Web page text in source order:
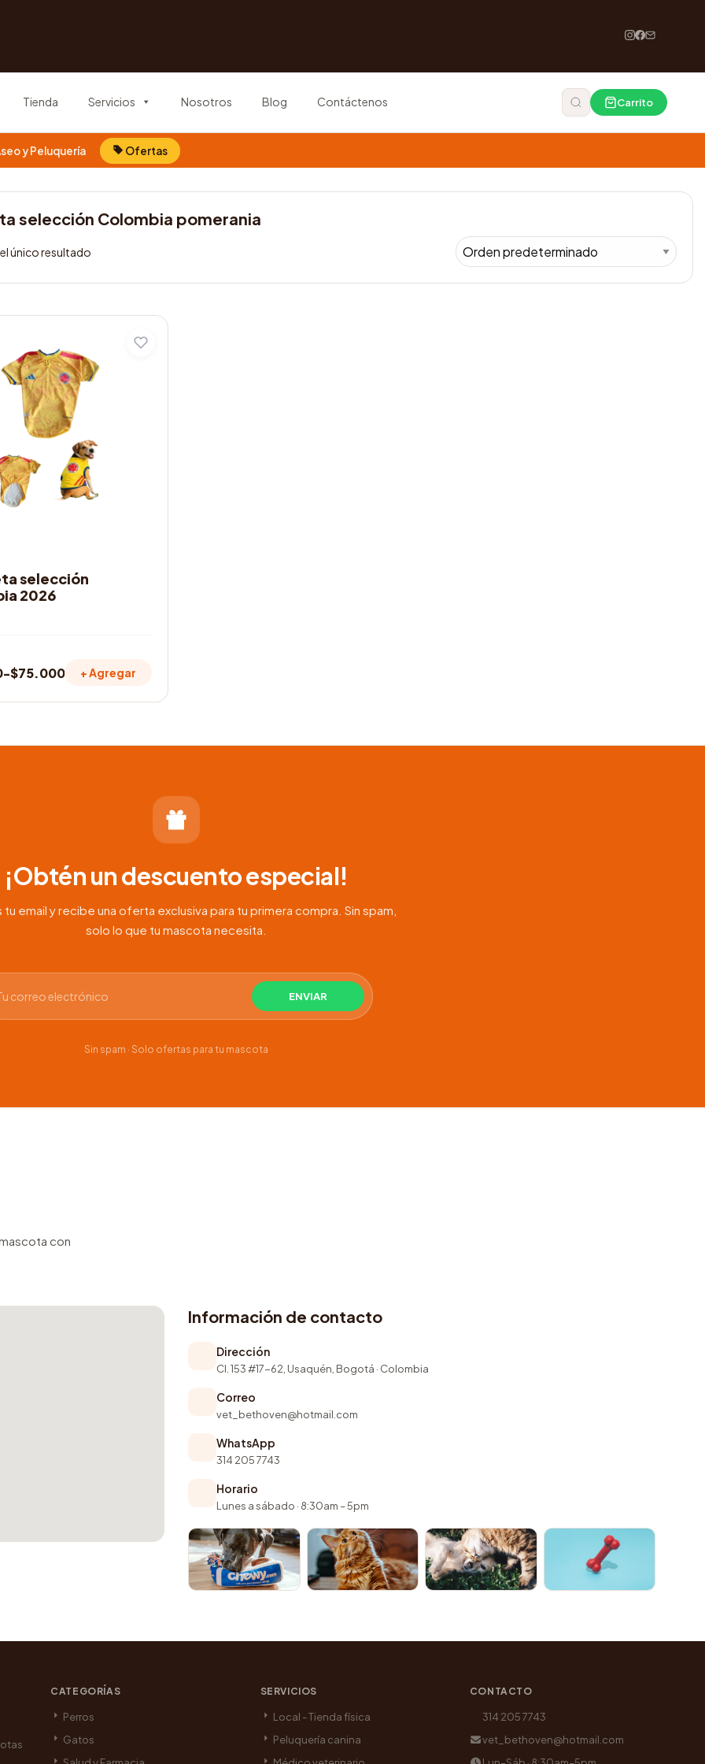
Tienda Servicios Nosotros Blog Contáctenos Carrito
y Peluquería Ofertas
selección Colombia pomerania
único resultado
selección
2026
-$75.000 + Agregar
¡Obtén un descuento especial!
tu email y recibe una oferta exclusiva para tu primera compra. Sin spam,
solo lo que tu mascota necesita.
Sin spam · Solo ofertas para tu mascota
con
Información de contacto
Dirección
Cl. 153 #17-62, Usaquén, Bogotá · Colombia
Correo
vet_bethoven@hotmail.com
WhatsApp
314 205 7743
Horario
Lunes a sábado · 8:30am – 5pm
CATEGORÍAS
Perros
Gatos
SERVICIOS
Local - Tienda física
Peluquería canina
CONTACTO
314 205 7743
vet_bethoven@hotmail.com